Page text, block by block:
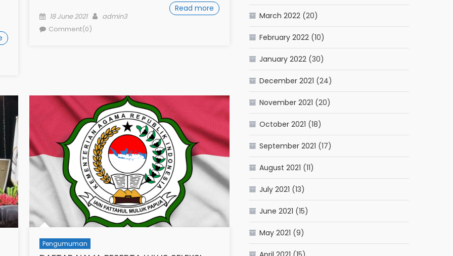
Read more
Posted
on
18 June 2021 Author
admin3
Comment(0)
Pengumuman
March 2022 (20)
February 2022 (10)
January 2022 (30)
December 2021 (24)
November 2021 (20)
October 2021 (18)
September 2021 (17)
August 2021 (11)
July 2021 (13)
June 2021 (15)
May 2021 (9)